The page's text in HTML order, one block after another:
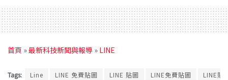
首頁 »最新科技新聞與報導 » LINE
Tags: Line LINE 免費貼圖 LINE 貼圖 LINE免費貼圖 LINE貼